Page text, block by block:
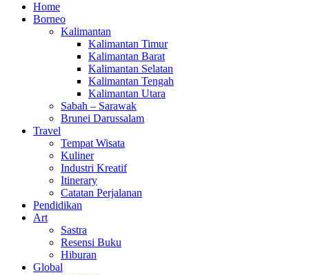
Home
Borneo
Kalimantan
Kalimantan Timur
Kalimantan Barat
Kalimantan Selatan
Kalimantan Tengah
Kalimantan Utara
Sabah – Sarawak
Brunei Darussalam
Travel
Tempat Wisata
Kuliner
Industri Kreatif
Itinerary
Catatan Perjalanan
Pendidikan
Art
Sastra
Resensi Buku
Hiburan
Global